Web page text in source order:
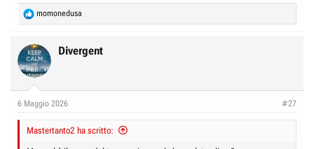
R
e
c
t
i
s
momonedusa
Divergent
6 Maggio 2026 #27
Mastertanto2 ha scritto: